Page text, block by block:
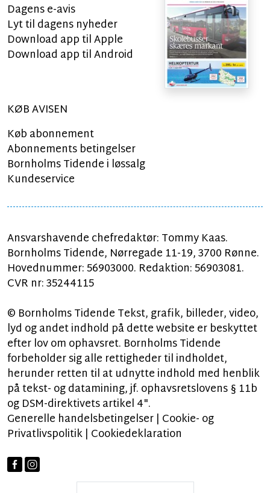
Dagens e-avis
Lyt til dagens nyheder
Download app til Apple
Download app til Android
KØB AVISEN
Køb abonnement
Abonnements betingelser
Bornholms Tidende i løssalg
Kundeservice
Ansvarshavende chefredaktør: Tommy Kaas.
Bornholms Tidende, Nørregade 11-19, 3700 Rønne.
Hovednummer: 56903000. Redaktion: 56903081.
CVR nr: 35244115
© Bornholms Tidende Tekst, grafik, billeder, video,
lyd og andet indhold på dette website er beskyttet
efter lov om ophavsret. Bornholms Tidende
forbeholder sig alle rettigheder til indholdet,
herunder retten til at udnytte indhold med henblik
på tekst- og datamining, jf. ophavsretslovens § 11b
og DSM-direktivets artikel 4".
Generelle handelsbetingelser| Cookie- og
Privatlivspolitik| Cookiedeklaration